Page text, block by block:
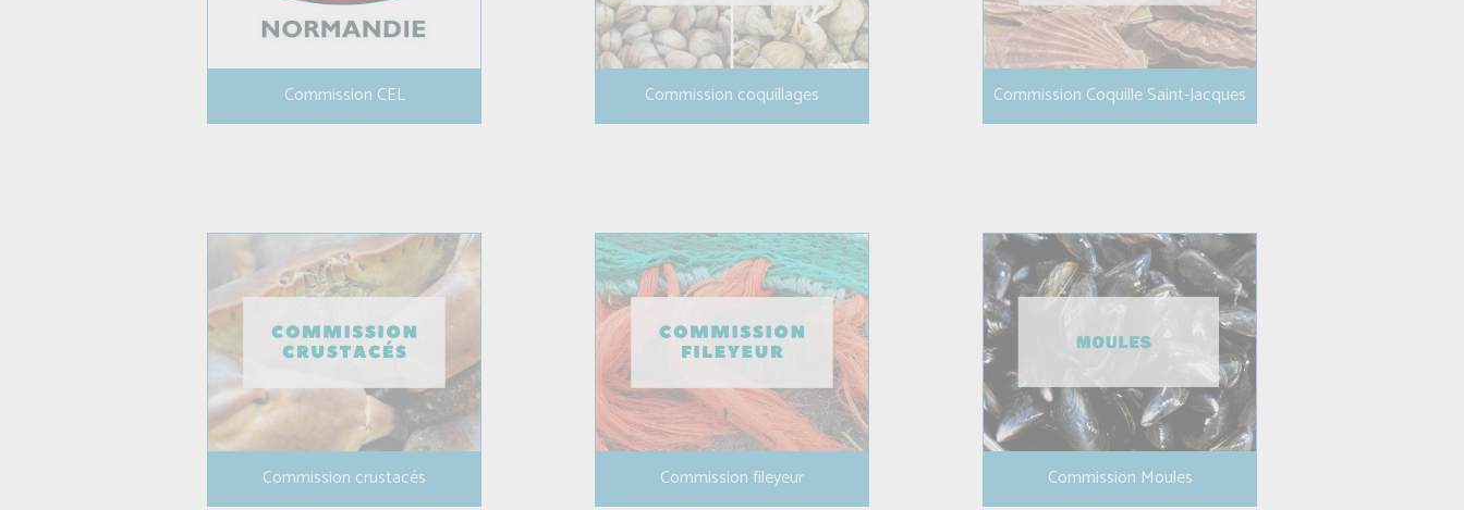
Commission CEL Commission coquillages Commission Coquille Saint-Jacques
Commission crustacés Commission fileyeur Commission Moules